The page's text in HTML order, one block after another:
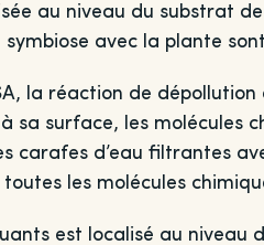
au niveau du substrat
avec la plante
la réaction de
surface, les molécules
carafes d’eau filtrantes
les molécules
est localisé au niveau